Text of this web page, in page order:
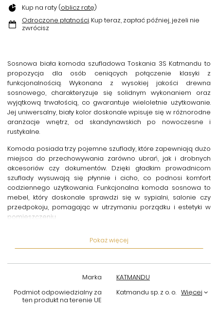
Kup na raty (oblicz ratę)
Odroczone płatności. Kup teraz, zapłać później, jeżeli nie
zwrócisz
Sosnowa biała komoda szufladowa Toskania 3S Katmandu to
propozycja dla osób ceniących połączenie klasyki z
funkcjonalnością. Wykonana z wysokiej jakości drewna
sosnowego, charakteryzuje się solidnym wykonaniem oraz
wyjątkową trwałością, co gwarantuje wieloletnie użytkowanie.
Jej uniwersalny, biały kolor doskonale wpisuje się w różnorodne
aranżacje wnętrz, od skandynawskich po nowoczesne i
rustykalne.
Komoda posiada trzy pojemne szuflady, które zapewniają dużo
miejsca do przechowywania zarówno ubrań, jak i drobnych
akcesoriów czy dokumentów. Dzięki gładkim prowadnicom
szuflady wysuwają się płynnie i cicho, co podnosi komfort
codziennego użytkowania. Funkcjonalna komoda sosnowa to
mebel, który doskonale sprawdzi się w sypialni, salonie czy
przedpokoju, pomagając w utrzymaniu porządku i estetyki w
pomieszczeniu.
biała komoda Toskania
drewna sosnowego została podkreślona delikatnym, białym
powiększa. Mebel został wyprodukowany przez sprawdzonego
producenta – firmę Katmandu, znaną z solidności i dbałości o
detale.
Pokaż więcej
Marka
KATMANDU
Podmiot odpowiedzialny za
ten produkt na terenie UE
Katmandu sp. z o. o. Więcej